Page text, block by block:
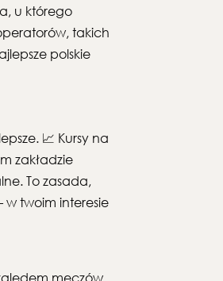
u którego
takich
polskie
📈 Kursy na
zakładzie
To zasada,
w twoim interesie